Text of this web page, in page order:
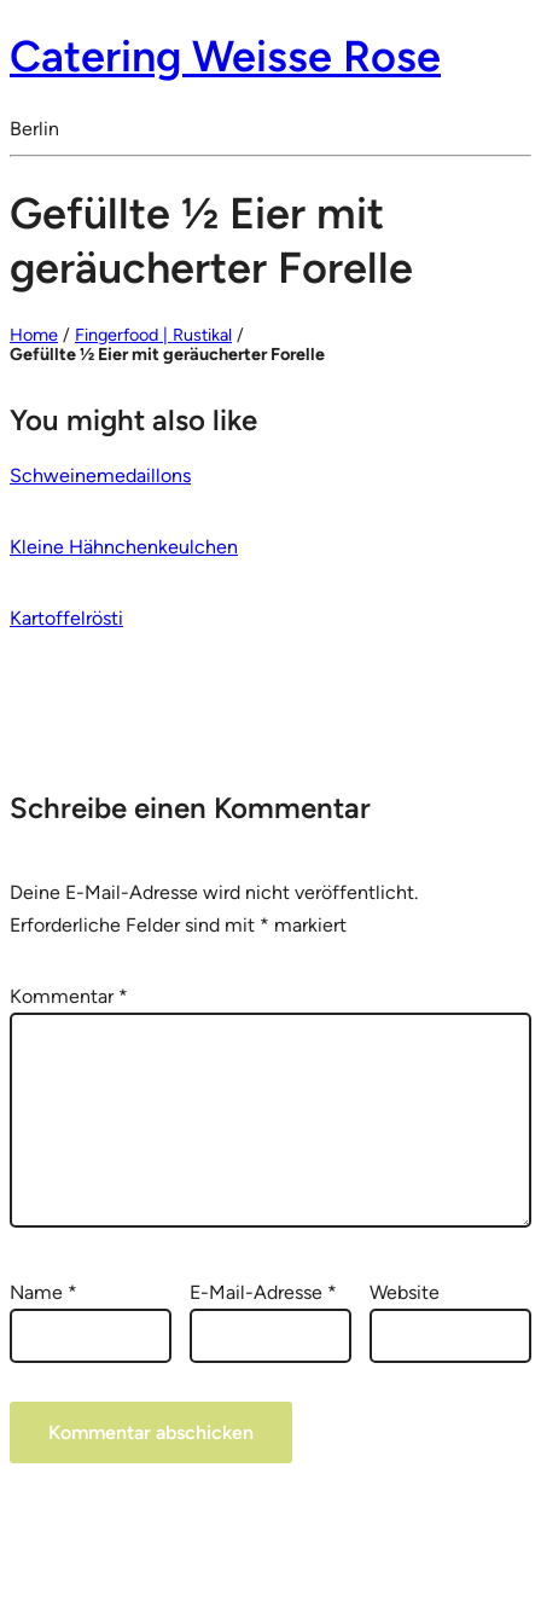
Catering Weisse Rose
Berlin
Gefüllte 1⁄2 Eier mit
geräucherter Forelle
Home / Fingerfood | Rustikal /
Gefüllte 1⁄2 Eier mit geräucherter Forelle
Schreibe einen Kommentar
Deine E-Mail-Adresse wird nicht veröffentlicht.
Erforderliche Felder sind mit * markiert
Kommentar *
Name * E-Mail-Adresse * Website
You might also like
Schweinemedaillons
Kleine Hähnchenkeulchen
Kartoffelrösti